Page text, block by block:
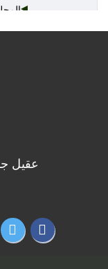
من
عقيل